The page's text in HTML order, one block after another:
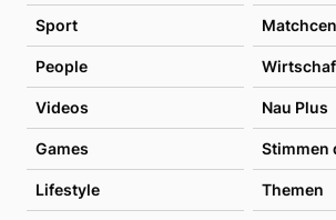
Sport
People
Videos Nau Plus
Games Stimmen
Lifestyle Themen